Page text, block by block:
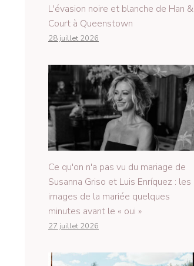
L'évasion noire et blanche de Han &
Court à Queenstown
28 juillet 2026
Ce qu'on n'a pas vu du mariage de
Susanna Griso et Luis Enríquez : les
images de la mariée quelques
minutes avant le « oui »
27 juillet 2026